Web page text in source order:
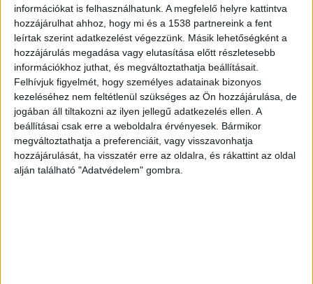
információkat is felhasználhatunk. A megfelelő helyre kattintva
hozzájárulhat ahhoz, hogy mi és a 1538 partnereink a fent
leírtak szerint adatkezelést végezzünk. Másik lehetőségként a
hozzájárulás megadása vagy elutasítása előtt részletesebb
információkhoz juthat, és megváltoztathatja beállításait.
Felhívjuk figyelmét, hogy személyes adatainak bizonyos
kezeléséhez nem feltétlenül szükséges az Ön hozzájárulása, de
jogában áll tiltakozni az ilyen jellegű adatkezelés ellen. A
beállításai csak erre a weboldalra érvényesek. Bármikor
megváltoztathatja a preferenciáit, vagy visszavonhatja
hozzájárulását, ha visszatér erre az oldalra, és rákattint az oldal
alján található "Adatvédelem" gombra.
Mocsárjáróval mentek
A riasztott egységek az oltáshoz egy mocsárjáró
gépet is bevetettek, amellyel el tudták érni
azokat a területeket is, amelyeket amúgy nem